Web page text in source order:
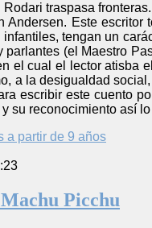
traspasa
Andersen. Este
tengan un
parlantes (el Maestro
el cual el lector atisba
a la desigualdad
escribir este cuento
su reconocimiento así
a partir de 9 años
Picchu